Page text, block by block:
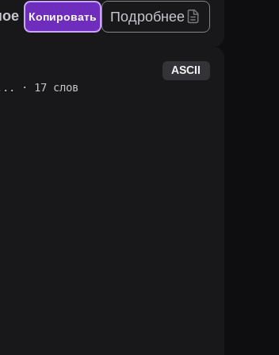
Копировать Подробнее
· 17 слов
ASCII